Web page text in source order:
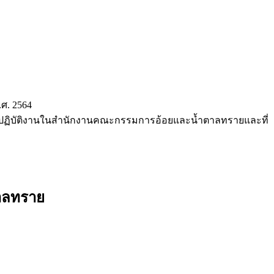
. 2564
ฏิบัติงานในสำนักงานคณะกรรมการอ้อยและน้ำตาลทรายและที่
ทราย